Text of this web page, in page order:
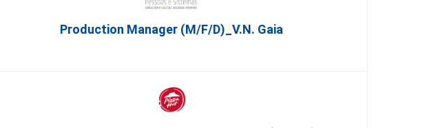
Production Manager (m/f/d)_V.N. Gaia